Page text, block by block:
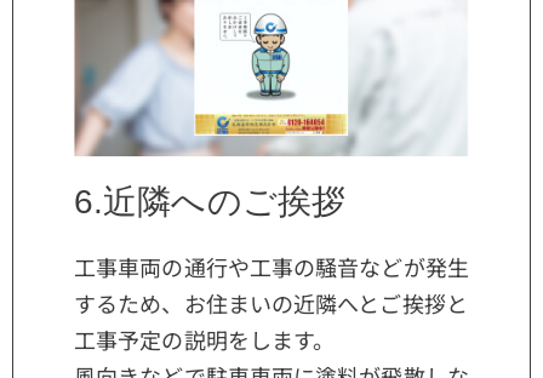
6.近隣へのご挨拶
工事車両の通行や工事の騒音などが発生
するため、お住まいの近隣へとご挨拶と
工事予定の説明をします。